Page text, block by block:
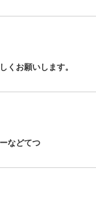
くお願いします。
などてつ